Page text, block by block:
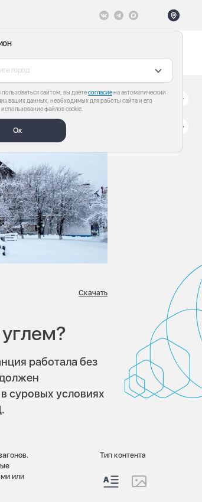
город
сайтом, вы даётесогласиена автоматический
ваших данных, необходимых для работы сайта и его
файлов cookie.
Ок
Скачать
работала без
суровых условиях
или
Тип контента